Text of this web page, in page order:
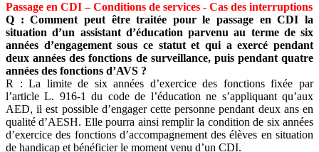
Passage en CDI – Conditions de services - Cas des interruptions
Q : Comment peut être traitée pour le passage en CDI la
situation d’un assistant d’éducation parvenu au terme de six
années d’engagement sous ce statut et qui a exercé pendant
deux années des fonctions de surveillance, puis pendant quatre
années des fonctions d’AVS ?
R : La limite de six années d’exercice des fonctions fixée par
l’article L. 916-1 du code de l’éducation ne s’appliquant qu’aux
AED, il est possible d’engager cette personne pendant deux ans en
qualité d’AESH. Elle pourra ainsi remplir la condition de six années
d’exercice des fonctions d’accompagnement des élèves en situation
de handicap et bénéficier le moment venu d’un CDI.